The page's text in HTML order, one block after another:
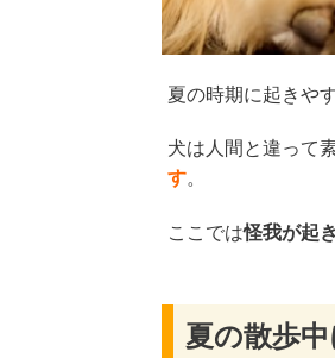
夏の時期に起きや
犬は人間と違って
す。
ここでは怪我が起
夏の散歩